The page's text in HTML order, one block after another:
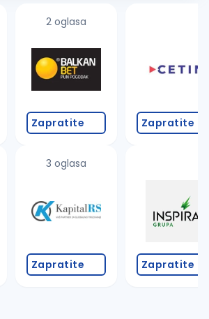
2 oglasa
Zapratite
3 oglasa
Zapratite
Zapratite
Zapratite